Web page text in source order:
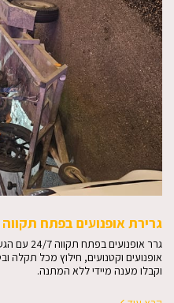
גרירת אופנועים בפתח
גרר
אופנועים וקטנועים, חילוץ מכל תקלה
וקבלו מענה מיידי ללא המתנה.